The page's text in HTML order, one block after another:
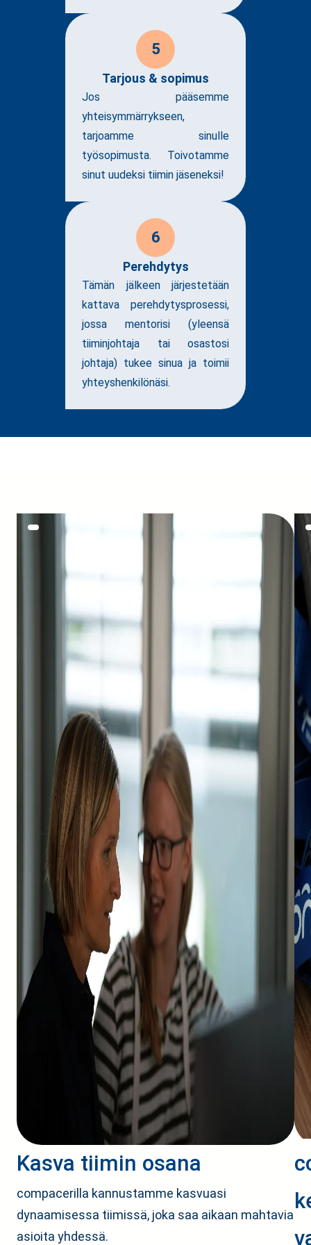
5
Tarjous & sopimus
Jos pääsemme
yhteisymmärrykseen,
tarjoamme sinulle
työsopimusta. Toivotamme
sinut uudeksi tiimin jäseneksi!
6
Perehdytys
Tämän jälkeen järjestetään
kattava perehdytysprosessi,
jossa mentorisi (yleensä
tiiminjohtaja tai osastosi
johtaja) tukee sinua ja toimii
yhteyshenkilönäsi.
Kasva tiimin osana
compacerilla kannustamme kasvuasi
dynaamisessa tiimissä, joka saa aikaan mahtavia
asioita yhdessä.